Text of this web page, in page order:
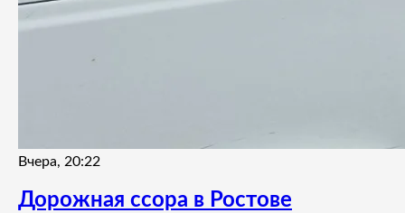
Вчера, 20:22
Дорожная ссора в Ростове